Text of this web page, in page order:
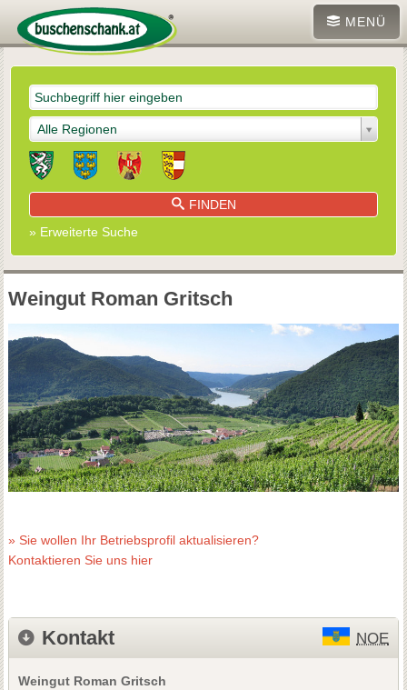
MENÜ
Alle Regionen
FINDEN
» Erweiterte Suche
Weingut Roman Gritsch
» Sie wollen Ihr Betriebsprofil aktualisieren?
Kontaktieren Sie uns hier
Kontakt NOE
Weingut Roman Gritsch